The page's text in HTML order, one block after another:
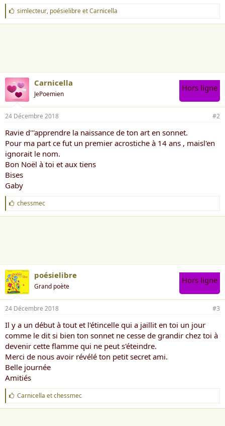
J
'
a
simlecteur, poésielibreetCarnicella
Carnicella
JePoemien
Hors ligne
24 Décembre 2018 #2
Ravie d'''apprendre la naissance de ton art en sonnet.
Pour ma part ce fut un premier acrostiche à 14 ans , maisl'en
ignorait le nom.
Bon Noël à toi et aux tiens
Bises
Gaby
J
'
a
chessmec
poésielibre
Grand poète
Hors ligne
24 Décembre 2018 #3
Il y a un début à tout et l'étincelle qui a jaillit en toi un jour
comme le dit si bien ton sonnet ne cesse de grandir chez toi à
devenir cette flamme qui ne peut s'éteindre.
Merci de nous avoir révélé ton petit secret ami.
Belle journée
Amitiés
J
'
a
Carnicella etchessmec